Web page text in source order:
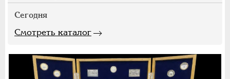
Сегодня
Смотреть каталог